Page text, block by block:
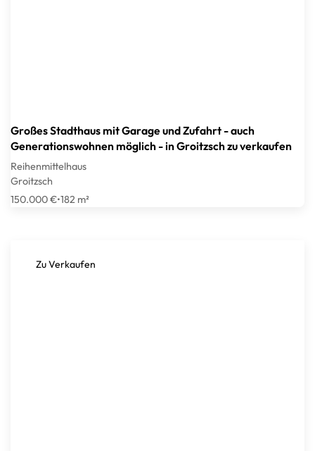
Großes Stadthaus mit Garage und Zufahrt - auch
Generationswohnen möglich - in Groitzsch zu verkaufen
Reihenmittelhaus
Groitzsch
150.000 €•182 m²
Zu Verkaufen